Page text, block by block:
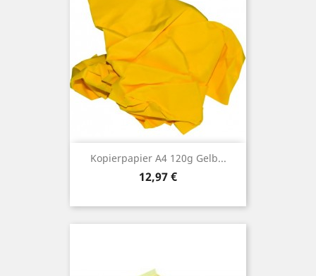
Kopierpapier A4 120g Gelb...
Preis
12,97 €